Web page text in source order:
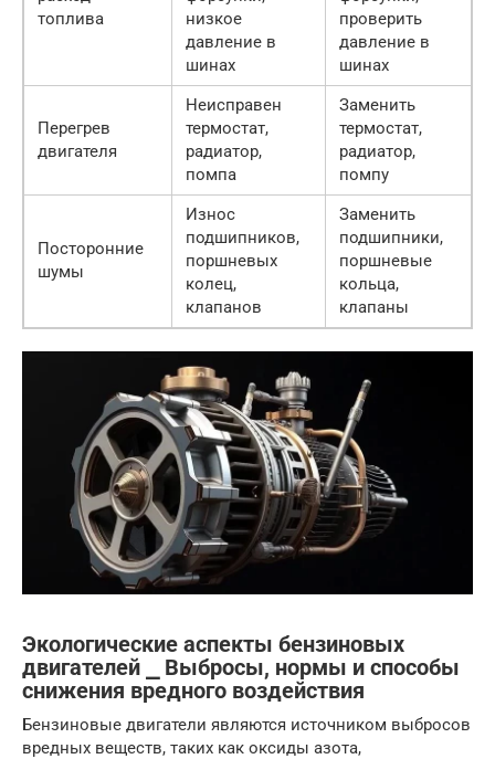
топлива
низкое
давление в
шинах
проверить
давление в
шинах
Перегрев
двигателя
Неисправен
термостат,
радиатор,
помпа
Заменить
термостат,
радиатор,
помпу
Посторонние
шумы
Износ
подшипников,
поршневых
колец,
клапанов
Заменить
подшипники,
поршневые
кольца,
клапаны
Экологические аспекты бензиновых
двигателей ⎯ Выбросы, нормы и способы
снижения вредного воздействия
Бензиновые двигатели являются источником выбросов
вредных веществ, таких как оксиды азота,